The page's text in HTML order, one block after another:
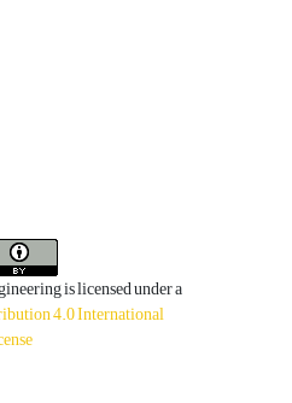
is licensed under a
4.0 International